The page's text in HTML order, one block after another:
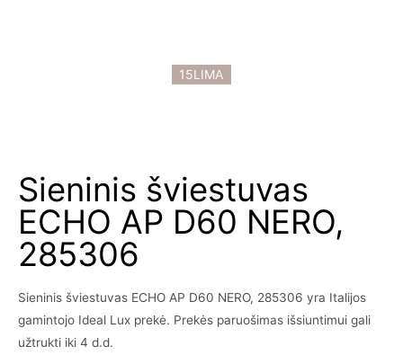
15LIMA
Sieninis šviestuvas
ECHO AP D60 NERO,
285306
Sieninis šviestuvas ECHO AP D60 NERO, 285306 yra Italijos
gamintojo Ideal Lux prekė. Prekės paruošimas išsiuntimui gali
užtrukti iki 4 d.d.